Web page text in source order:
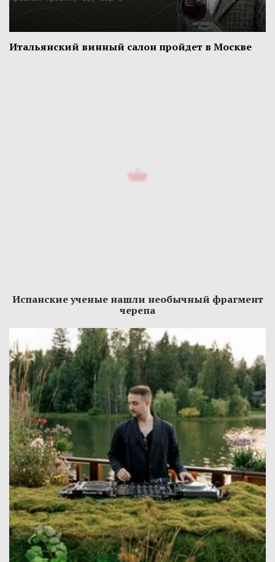
Итальянский винный салон пройдет в Москве
Испанские ученые нашли необычный фрагмент
черепа